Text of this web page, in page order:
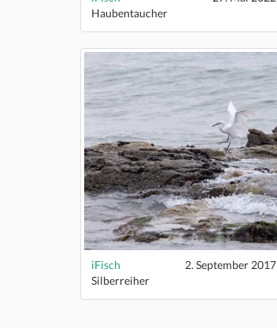
Haubentaucher
iFisch
2. September 2017
Silberreiher